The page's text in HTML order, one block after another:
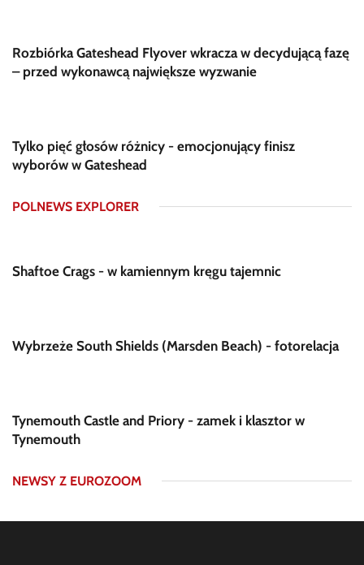
Rozbiórka Gateshead Flyover wkracza w decydującą fazę
– przed wykonawcą największe wyzwanie
Tylko pięć głosów różnicy - emocjonujący finisz
wyborów w Gateshead
POLNEWS EXPLORER
Shaftoe Crags - w kamiennym kręgu tajemnic
Wybrzeże South Shields (Marsden Beach) - fotorelacja
Tynemouth Castle and Priory - zamek i klasztor w
Tynemouth
NEWSY Z EUROZOOM